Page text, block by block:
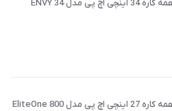
کامپیوتر همه کاره 34 اینچی اچ پی مدل ENVY 34
کامپیوتر همه کاره 27 اینچی اچ پی مدل EliteOne 800